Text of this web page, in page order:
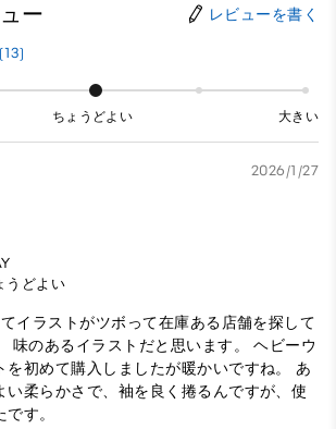
ー レビューを書く
(13)
ちょうどよい 大きい
2026/1/27
うどよい
イラストがツボって在庫ある店舗を探して
味のあるイラストだと思います。 ヘビーウ
を初めて購入しましたが暖かいですね。 あ
い柔らかさで、袖を良く捲るんですが、使
す。